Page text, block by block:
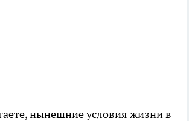
нынешние условия жизни в